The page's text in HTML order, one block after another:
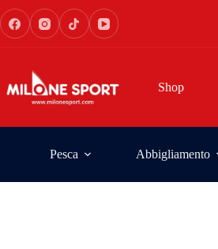
Shop
Pesca Abbigliamento